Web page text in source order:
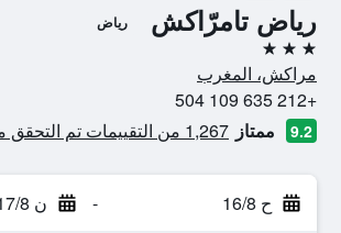
رياض تامرّاكش رياض
3 نجوم
مراكش، المغرب
+212 635 109 504
9.2 ممتاز 1,267 من التقييمات تم التحقق منها
ح 16/8 - ن 17/8